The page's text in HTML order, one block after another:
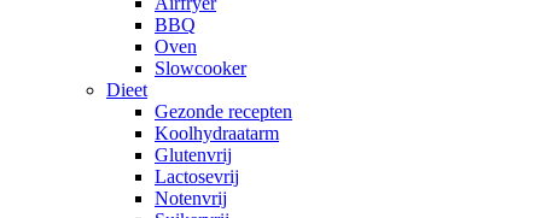
BBQ
Oven
Slowcooker
Dieet
Gezonde recepten
Koolhydraatarm
Glutenvrij
Lactosevrij
Notenvrij